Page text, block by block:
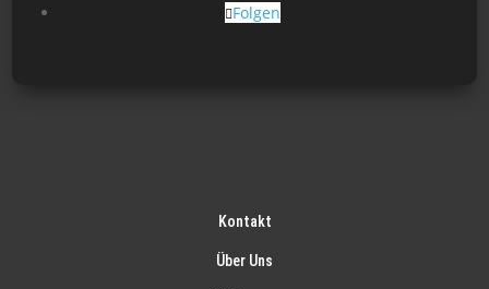
Folgen
Kontakt
Über Uns